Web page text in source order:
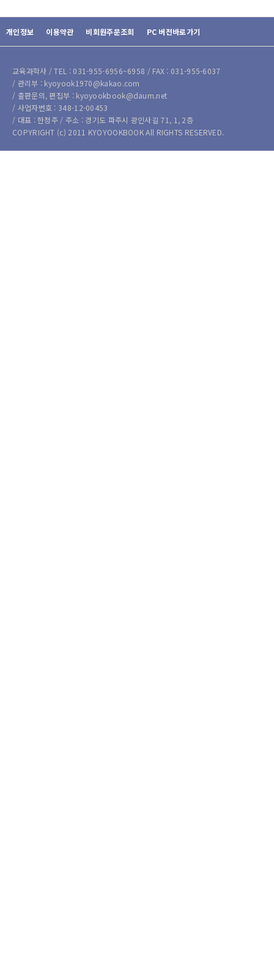
개인정보 이용약관 비회원주문조회 PC 버전바로가기
교육과학사 / TEL : 031-955-6956~6958 / FAX : 031-955-6037
/ 관리부 : kyoyook1970@kakao.com
/ 출판문의, 편집부 : kyoyookbook@daum.net
/ 사업자번호 : 348-12-00453
/ 대표 : 한정주 / 주소 : 경기도 파주시 광인사길 71, 1, 2층
COPYRIGHT (c) 2011 KYOYOOKBOOK All RIGHTS RESERVED.